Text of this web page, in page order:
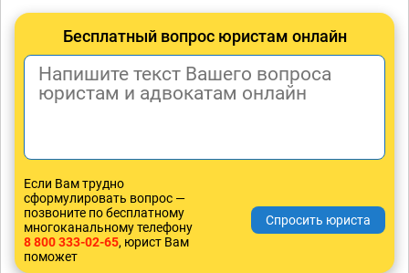
Бесплатный вопрос юристам онлайн
Если Вам трудно
сформулировать вопрос —
позвоните по бесплатному
многоканальному телефону
8 800 333-02-65, юрист Вам
поможет